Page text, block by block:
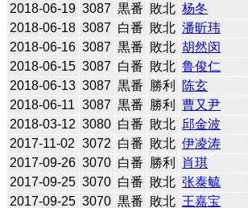
2018-06-19 3087 黒番 敗北 杨冬
2018-06-18 3087 白番 敗北 潘昕玮
2018-06-16 3087 黒番 敗北 胡然闵
2018-06-15 3087 白番 敗北 鲁俊仁
2018-06-13 3087 黒番 勝利 陈玄
2018-06-11 3087 黒番 勝利 曹又尹
2018-03-12 3080 白番 敗北 邱金波
2017-11-02 3072 白番 敗北 伊凌涛
2017-09-26 3070 白番 勝利 肖琪
2017-09-25 3070 白番 敗北 张泰毓
2017-09-25 3070 黒番 敗北 王嘉宝